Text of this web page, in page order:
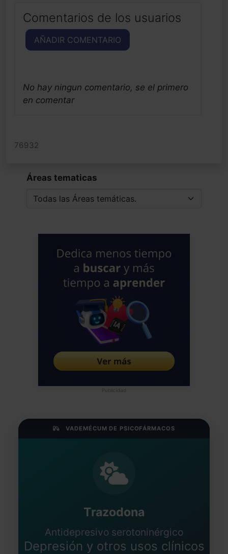
Comentarios de los usuarios
AÑADIR COMENTARIO
No hay ningun comentario, se el primero
en comentar
76932
Áreas tematicas
Publicidad
VADEMÉCUM DE PSICOFÁRMACOS
Trazodona
Antidepresivo serotoninérgico
Depresión y otros usos clínicos